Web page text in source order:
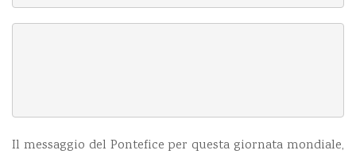
Il messaggio del Pontefice per questa giornata mondiale,